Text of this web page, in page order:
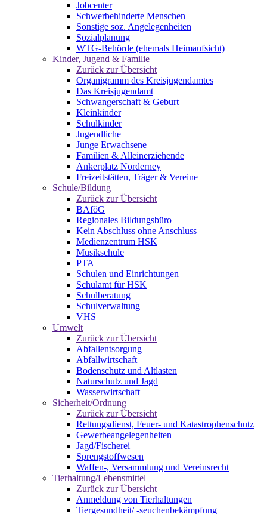
Jobcenter
Schwerbehinderte Menschen
Sonstige soz. Angelegenheiten
Sozialplanung
WTG-Behörde (ehemals Heimaufsicht)
Kinder, Jugend & Familie
Zurück zur Übersicht
Organigramm des Kreisjugendamtes
Das Kreisjugendamt
Schwangerschaft & Geburt
Kleinkinder
Schulkinder
Jugendliche
Junge Erwachsene
Familien & Alleinerziehende
Ankerplatz Norderney
Freizeitstätten, Träger & Vereine
Schule/Bildung
Zurück zur Übersicht
BAföG
Regionales Bildungsbüro
Kein Abschluss ohne Anschluss
Medienzentrum HSK
Musikschule
PTA
Schulen und Einrichtungen
Schulamt für HSK
Schulberatung
Schulverwaltung
VHS
Umwelt
Zurück zur Übersicht
Abfallentsorgung
Abfallwirtschaft
Bodenschutz und Altlasten
Naturschutz und Jagd
Wasserwirtschaft
Sicherheit/Ordnung
Zurück zur Übersicht
Rettungsdienst, Feuer- und Katastrophenschutz
Gewerbeangelegenheiten
Jagd/Fischerei
Sprengstoffwesen
Waffen-, Versammlung und Vereinsrecht
Tierhaltung/Lebensmittel
Zurück zur Übersicht
Anmeldung von Tierhaltungen
Tiergesundheit/ -seuchenbekämpfung